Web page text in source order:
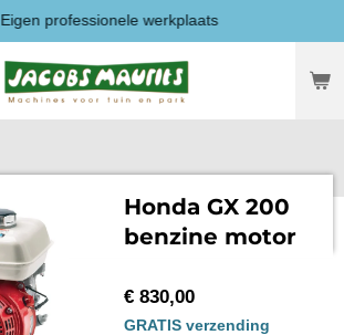
Eigen professionele werkplaats
Honda GX 200
benzine motor
€ 830,00
GRATIS verzending